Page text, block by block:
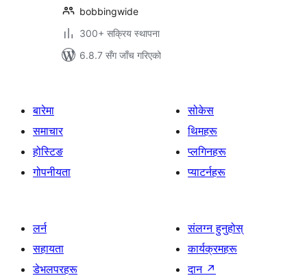
bobbingwide
300+ सक्रिय स्थापना
6.8.7 सँग जाँच गरिएको
बारेमा
समाचार
होस्टिङ
गोपनीयता
सोकेस
थिमहरू
प्लगिनहरू
प्याटर्नहरू
लर्न
सहायता
डेभलपरहरू
संलग्न हुनुहोस्
कार्यक्रमहरू
दान ↗